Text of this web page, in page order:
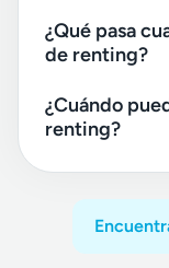
¿Qué pasa
de renting?
¿Cuándo
renting?